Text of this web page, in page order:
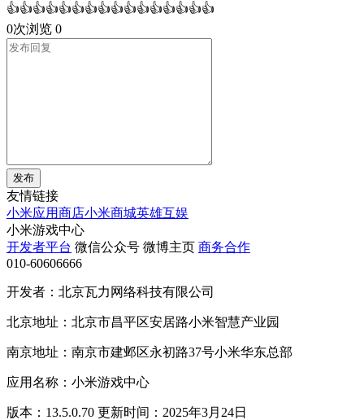
👍👍👍👍👍👍👍👍👍👍👍👍👍👍👍👍
0次浏览 0
发布
友情链接
小米应用商店小米商城英雄互娱
小米游戏中心
开发者平台 微信公众号 微博主页 商务合作
010-60606666
开发者：北京瓦力网络科技有限公司
北京地址：北京市昌平区安居路小米智慧产业园
南京地址：南京市建邺区永初路37号小米华东总部
应用名称：小米游戏中心
版本：13.5.0.70 更新时间：2025年3月24日